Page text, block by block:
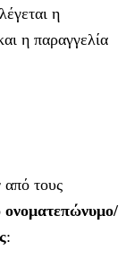
η
η παραγγελία
τους
ονοματεπώνυμο/
: